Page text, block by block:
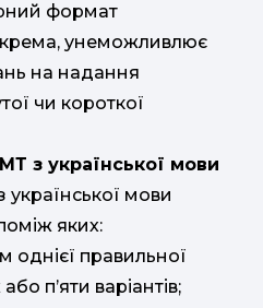
формат
унеможливлює
на надання
чи короткої
з української мови
української мови
яких:
однієї правильної
п’яти варіантів;